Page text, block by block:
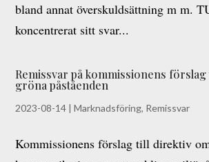
bland annat överskuldsättning m m.
koncentrerat sitt svar...
Remissvar på kommissionens
gröna påståenden
2023-08-14 |Marknadsföring, Remissvar
Kommissionens förslag till direktiv